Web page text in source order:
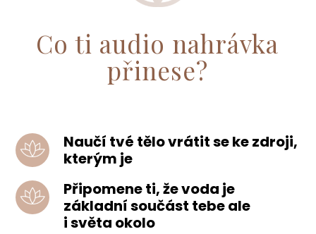
Co ti audio nahrávka
přinese?
Naučí tvé tělo vrátit se ke zdroji,
kterým je
Připomene ti, že voda je
základní součást tebe ale
i světa okolo